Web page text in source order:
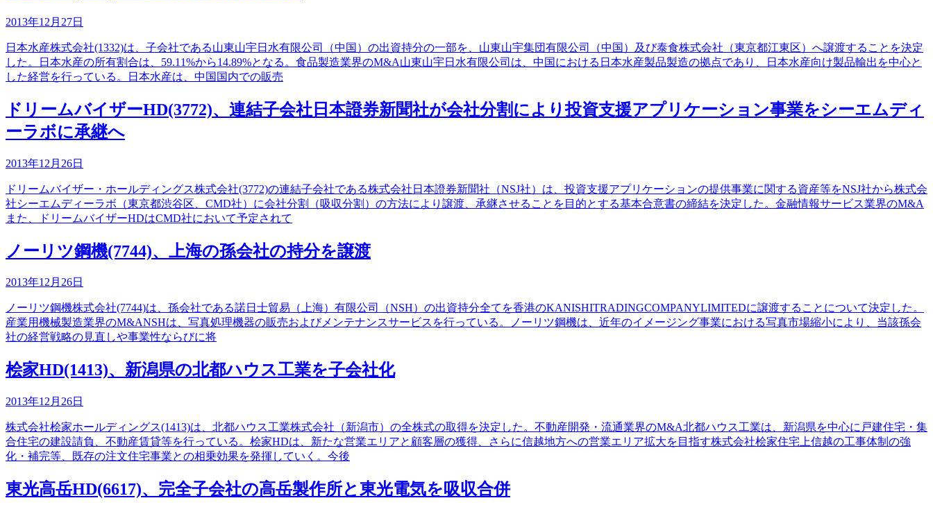
2013年12月27日
日本水産株式会社(1332)は、子会社である山東山宇日水有限公司（中国）の出資持分の一部を、山東山宇集団有限公司（中国）及び泰食株式会社（東京都江東区）へ譲渡することを決定
した。日本水産の所有割合は、59.11%から14.89%となる。食品製造業界のM&A山東山宇日水有限公司は、中国における日本水産製品製造の拠点であり、日本水産向け製品輸出を中心と
した経営を行っている。日本水産は、中国国内での販売
ドリームバイザーHD(3772)、連結子会社日本證券新聞社が会社分割により投資支援アプリケーション事業をシーエムディ
ーラボに承継へ
2013年12月26日
ドリームバイザー・ホールディングス株式会社(3772)の連結子会社である株式会社日本證券新聞社（NSJ社）は、投資支援アプリケーションの提供事業に関する資産等をNSJ社から株式会
社シーエムディーラボ（東京都渋谷区、CMD社）に会社分割（吸収分割）の方法により譲渡、承継させることを目的とする基本合意書の締結を決定した。金融情報サービス業界のM&A
また、ドリームバイザーHDはCMD社において予定されて
ノーリツ鋼機(7744)、上海の孫会社の持分を譲渡
2013年12月26日
ノーリツ鋼機株式会社(7744)は、孫会社である諾日士貿易（上海）有限公司（NSH）の出資持分全てを香港のKANISHITRADINGCOMPANYLIMITEDに譲渡することについて決定した。
産業用機械製造業界のM&ANSHは、写真処理機器の販売およびメンテナンスサービスを行っている。ノーリツ鋼機は、近年のイメージング事業における写真市場縮小により、当該孫会
社の経営戦略の見直しや事業性ならびに将
桧家HD(1413)、新潟県の北都ハウス工業を子会社化
2013年12月26日
株式会社桧家ホールディングス(1413)は、北都ハウス工業株式会社（新潟市）の全株式の取得を決定した。不動産開発・流通業界のM&A北都ハウス工業は、新潟県を中心に戸建住宅・集
合住宅の建設請負、不動産賃貸等を行っている。桧家HDは、新たな営業エリアと顧客層の獲得、さらに信越地方への営業エリア拡大を目指す株式会社桧家住宅上信越の工事体制の強
化・補完等、既存の注文住宅事業との相乗効果を発揮していく。今後
東光高岳HD(6617)、完全子会社の高岳製作所と東光電気を吸収合併